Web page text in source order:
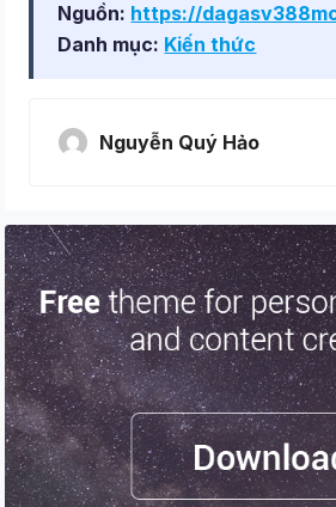
Nguồn: https://
Danh mục: Kiến thức
Nguyễn Quý Hảo